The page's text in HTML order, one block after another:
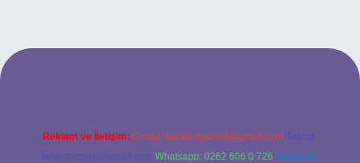
giriş
Reklam ve İletişim: E-mail: backlinkpaneli@gmail.com Teams:
forumhizmeti@gmail.com Whatsapp: 0262 606 0 726 Telegram: